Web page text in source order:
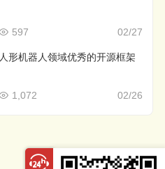
02/27
597
人形机器人领域优秀的开源框架
02/26
1,072